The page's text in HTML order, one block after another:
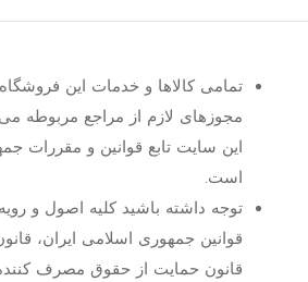
تمامی کالاها و خدمات این
مجوزهای لازم از مراجع مربوطه
این سایت تابع قوانین و مقررات
است.
قوانین جمهوری اسلامی ایران،
قانون حمایت از حقوق مصرف